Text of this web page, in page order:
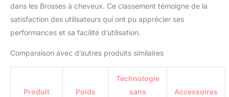
dans les Brosses à cheveux. Ce classement témoigne de la
satisfaction des utilisateurs qui ont pu apprécier ses
performances et sa facilité d’utilisation.
Comparaison avec d’autres produits similaires
Produit Poids
Technologie
sans
Accessoires